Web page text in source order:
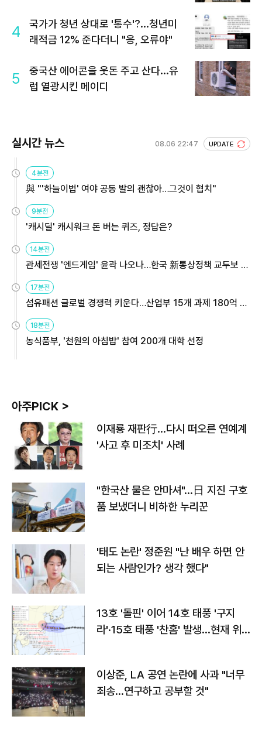
4
국가가 청년 상대로 '통수'?...청년미
래적금 12% 준다더니 "응, 오류야"
5
중국산 에어콘을 웃돈 주고 산다...유
럽 열광시킨 메이디
실시간 뉴스 08.06 22:47 UPDATE
4분전
與 "'하늘이법' 여야 공동 발의 괜찮아…그것이 협치"
9분전
'캐시딜' 캐시워크 돈 버는 퀴즈, 정답은?
14분전
관세전쟁 '엔드게임' 윤곽 나오나…한국 新통상정책 교두보 활
용해야
17분전
섬유패션 글로벌 경쟁력 키운다…산업부 15개 과제 180억 지
원
18분전
농식품부, '천원의 아침밥' 참여 200개 대학 선정
아주PICK >
이재룡 재판行…다시 떠오른 연예계
'사고 후 미조치' 사례
"한국산 물은 안마셔"…日 지진 구호
품 보냈더니 비하한 누리꾼
'태도 논란' 정준원 "난 배우 하면 안
되는 사람인가? 생각 했다"
13호 '돌핀' 이어 14호 태풍 '구지
라'·15호 태풍 '찬홈' 발생…현재 위
이상준, LA 공연 논란에 사과 "너무
죄송…연구하고 공부할 것"